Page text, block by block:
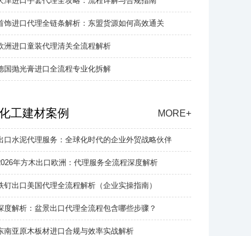
饰进口代理全链条解析：东盟货源如何高效通关
洲进口童装代理清关全流程解析
国抛光膏进口全流程专业化拆解
工建材案例 MORE+
口水泥代理服务：全球化时代的企业外贸战略伙伴
年方木出口欧洲：代理服务全流程深度解析
钉出口美国代理全流程解析（企业实操指南）
度解析：盆景出口代理全流程包含哪些步骤？
南亚原木板材进口合规与效率实战解析